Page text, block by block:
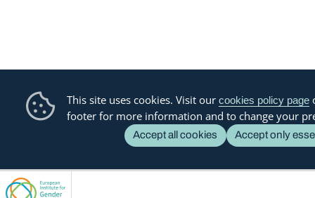
This site uses cookies. Visit our cookies policy page
footer for more information and to change your
Accept all cookies Accept only